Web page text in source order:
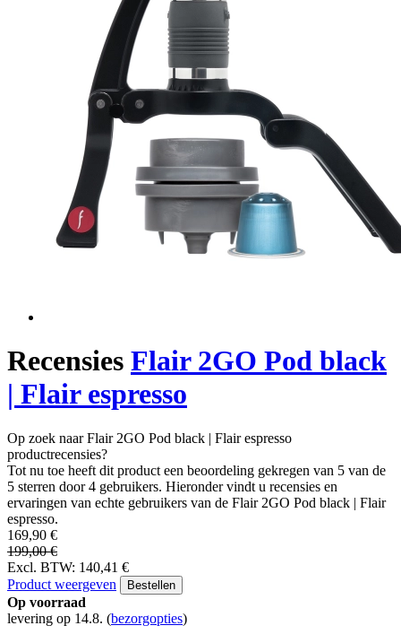
Recensies Flair 2GO Pod black
| Flair espresso
Op zoek naar Flair 2GO Pod black | Flair espresso
productrecensies?
Tot nu toe heeft dit product een beoordeling gekregen van 5 van de
5 sterren door 4 gebruikers. Hieronder vindt u recensies en
ervaringen van echte gebruikers van de Flair 2GO Pod black | Flair
espresso.
169,90 €
199,00 €
Excl. BTW: 140,41 €
Product weergeven
Bestellen
Op voorraad
levering op 14.8. (bezorgopties)